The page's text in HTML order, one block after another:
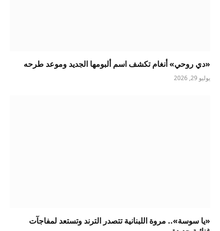
«دي روحي» أنغام تكشف اسم ألبومها الجديد وموعد طرحه
يوليو 29, 2026
«يا سوسة».. مروة اللبنانية تتصدر الترند وتستعد لمفاجآت